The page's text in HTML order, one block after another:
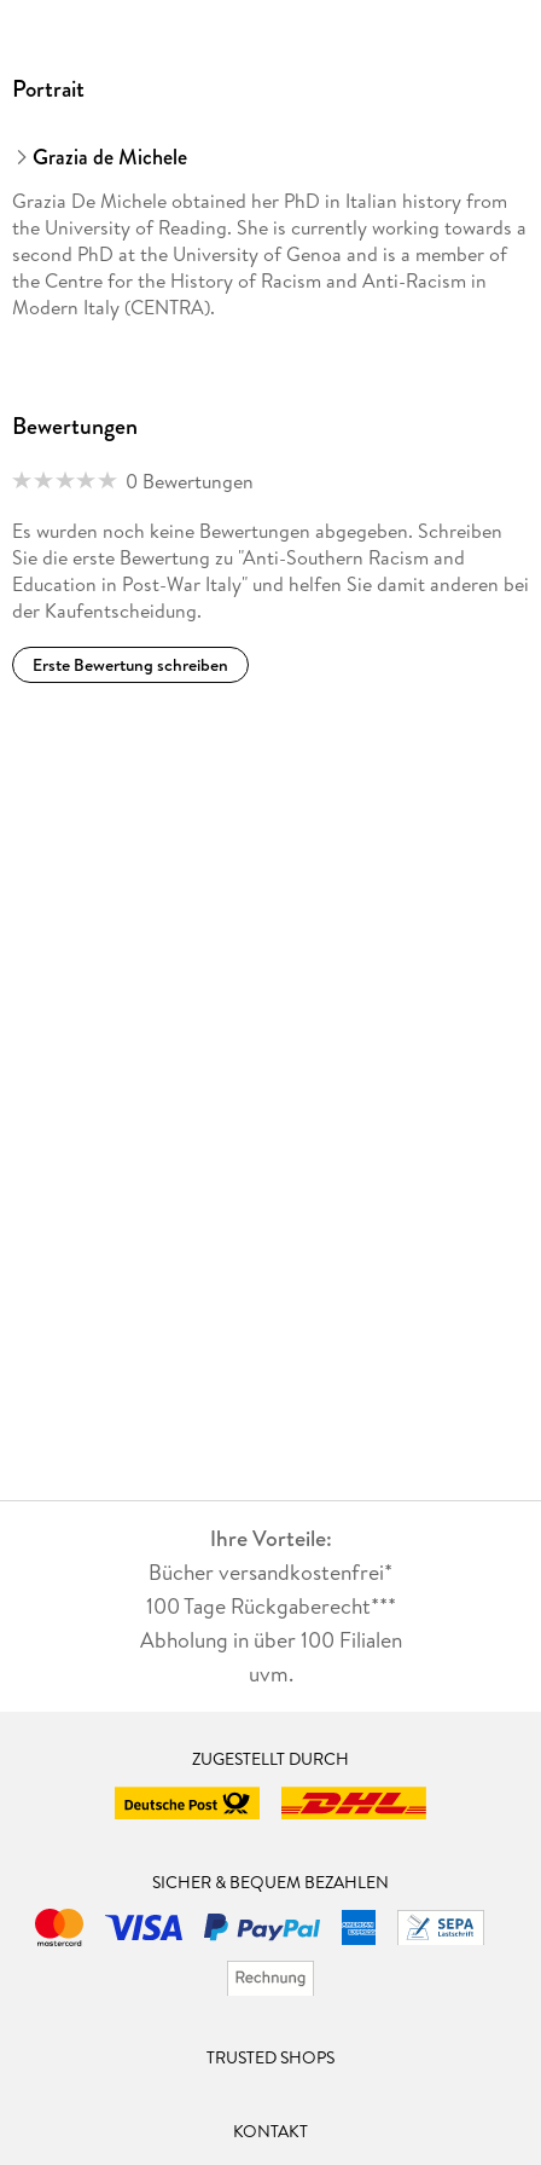
Portrait
Grazia de Michele
Grazia De Michele obtained her PhD in Italian history from
the University of Reading. She is currently working towards a
second PhD at the University of Genoa and is a member of
the Centre for the History of Racism and Anti-Racism in
Modern Italy (CENTRA).
Bewertungen
0 Bewertungen
Es wurden noch keine Bewertungen abgegeben. Schreiben
Sie die erste Bewertung zu "Anti-Southern Racism and
Education in Post-War Italy" und helfen Sie damit anderen bei
der Kaufentscheidung.
Erste Bewertung schreiben
Ihre Vorteile:
Bücher versandkostenfrei*
100 Tage Rückgaberecht***
Abholung in über 100 Filialen
uvm.
ZUGESTELLT DURCH
SICHER & BEQUEM BEZAHLEN
TRUSTED SHOPS
KONTAKT